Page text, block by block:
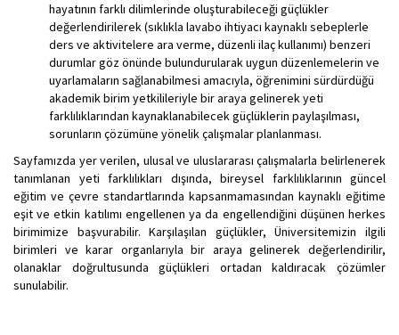
hayatının farklı dilimlerinde oluşturabileceği güçlükler
değerlendirilerek (sıklıkla lavabo ihtiyacı kaynaklı sebeplerle
ders ve aktivitelere ara verme, düzenli ilaç kullanımı) benzeri
durumlar göz önünde bulundurularak uygun düzenlemelerin ve
uyarlamaların sağlanabilmesi amacıyla, öğrenimini sürdürdüğü
akademik birim yetkilileriyle bir araya gelinerek yeti
farklılıklarından kaynaklanabilecek güçlüklerin paylaşılması,
sorunların çözümüne yönelik çalışmalar planlanması.
Sayfamızda yer verilen, ulusal ve uluslararası çalışmalarla belirlenerek
tanımlanan yeti farklılıkları dışında, bireysel farklılıklarının güncel
eğitim ve çevre standartlarında kapsanmamasından kaynaklı eğitime
eşit ve etkin katılımı engellenen ya da engellendiğini düşünen herkes
birimimize başvurabilir. Karşılaşılan güçlükler, Üniversitemizin ilgili
birimleri ve karar organlarıyla bir araya gelinerek değerlendirilir,
olanaklar doğrultusunda güçlükleri ortadan kaldıracak çözümler
sunulabilir.